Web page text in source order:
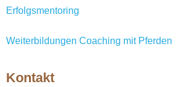
Erfolgsmentoring
Weiterbildungen Coaching mit Pferden
Kontakt